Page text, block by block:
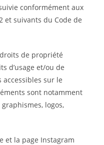
conformément aux
et suivants du Code de
de propriété
d’usage et/ou de
sur le
sont notamment
logos,
et la page Instagram